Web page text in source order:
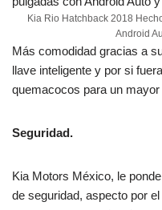
Kia Rio Hatchback 2018
Android
Más comodidad gracias a
llave inteligente y por si
quemacocos para un
Seguridad.
Kia Motors México, le
de seguridad, aspecto por